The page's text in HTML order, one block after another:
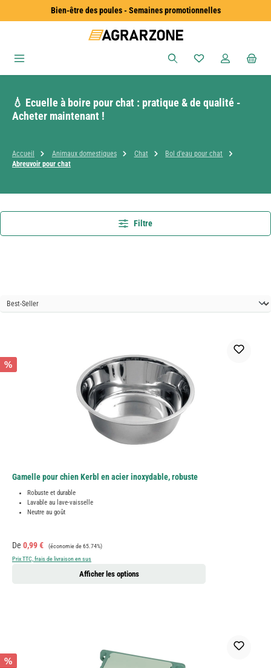
Passer au contenu principalBien-être des poules - Semaines promotionnelles
Vous avez 0
💧 Ecuelle à boire pour chat : pratique & de qualité -
Acheter maintenant !
Accueil Animaux domestiques Chat
Bol d'eau pour chat
Abreuvoir pour chat
Filtre
%
Gamelle pour chien Kerbl en acier inoxydable, robuste
Robuste et durable
Lavable au lave-vaisselle
Neutre au goût
Prix de vente :
De 0,99 € Prix régulier :
(économie de 65.74%)
Prix TTC, frais de livraison en sus
Afficher les options
%